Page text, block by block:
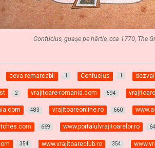
Confucius, guaşe pe hârtie, cca 1770, The
ceva remarcabil 1 Confucius 1
2 vrajitoare-romania.com 594
483 vrajitoareonline.ro 660
669 www.portalulvrajitoarelor.ro
354 www.vrajitoareclub.ro 354